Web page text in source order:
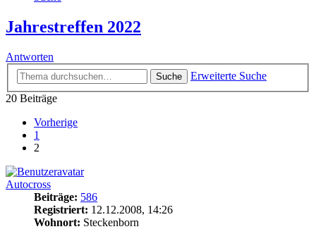
Jahrestreffen 2022
Antworten
Suche
Erweiterte Suche
20 Beiträge
Vorherige
1
2
Autocross
Beiträge: 586
Registriert: 12.12.2008, 14:26
Wohnort: Steckenborn